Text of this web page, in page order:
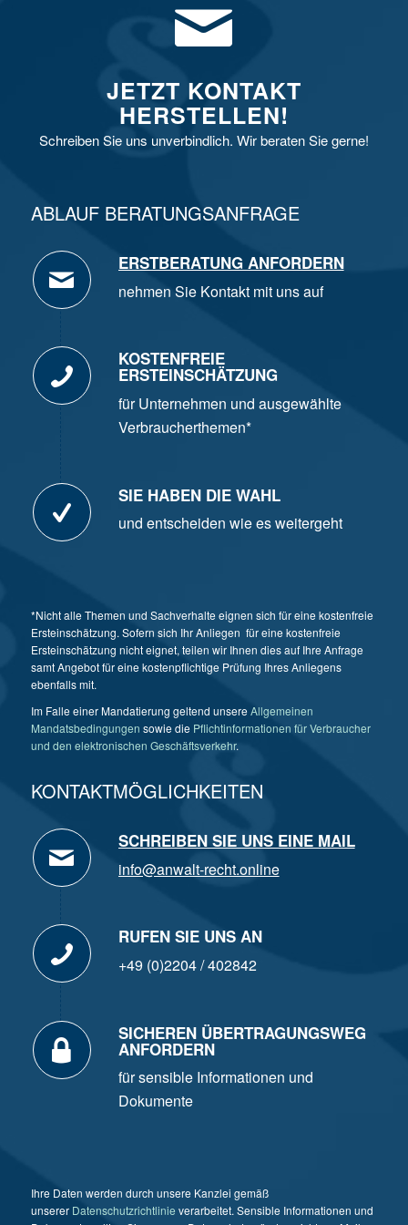
JETZT KONTAKT
HERSTELLEN!
Schreiben Sie uns unverbindlich. Wir beraten Sie gerne!
ABLAUF BERATUNGSANFRAGE
ERSTBERATUNG ANFORDERN
nehmen Sie Kontakt mit uns auf
KOSTENFREIE
ERSTEINSCHÄTZUNG
für Unternehmen und ausgewählte
Verbraucherthemen*
SIE HABEN DIE WAHL
und entscheiden wie es weitergeht
*Nicht alle Themen und Sachverhalte eignen sich für eine kostenfreie
Ersteinschätzung. Sofern sich Ihr Anliegen für eine kostenfreie
Ersteinschätzung nicht eignet, teilen wir Ihnen dies auf Ihre Anfrage
samt Angebot für eine kostenpflichtige Prüfung Ihres Anliegens
ebenfalls mit.
Im Falle einer Mandatierung geltend unsereAllgemeinen
Mandatsbedingungen sowie die Pflichtinformationen für Verbraucher
und den elektronischen Geschäftsverkehr.
KONTAKTMÖGLICHKEITEN
SCHREIBEN SIE UNS EINE MAIL
info@anwalt-recht.online
RUFEN SIE UNS AN
+49 (0)2204 / 402842
SICHEREN ÜBERTRAGUNGSWEG
ANFORDERN
für sensible Informationen und
Dokumente
Ihre Daten werden durch unsere Kanzlei gemäß
unserer Datenschutzrichtlinie verarbeitet. Sensible Informationen und